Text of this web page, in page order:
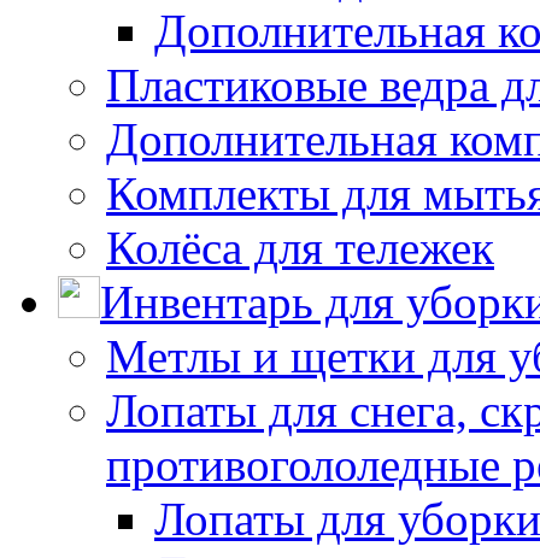
Дополнительная
Пластиковые ведра
Дополнительная
Комплекты для
Колёса для тележек
Инвентарь для
Метлы и щетки для
Лопаты для снега,
противогололедные
Лопаты для